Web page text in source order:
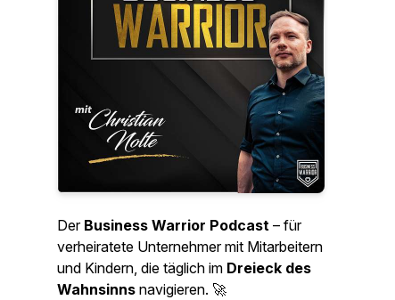
Der Business Warrior Podcast – für
verheiratete Unternehmer mit Mitarbeitern
und Kindern, die täglich im Dreieck des
Wahnsinns navigieren. 🚀